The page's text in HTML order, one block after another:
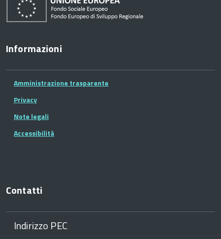
Informazioni
Amministrazione trasparente
Privacy
Note legali
Accessibilità
Contatti
Indirizzo PEC